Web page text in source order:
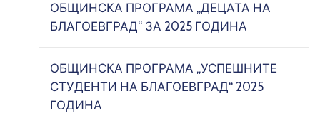
ОБЩИНСКА ПРОГРАМА „ДЕЦАТА НА
БЛАГОЕВГРАД“ ЗА 2025 ГОДИНА
ОБЩИНСКА ПРОГРАМА „УСПЕШНИТЕ
СТУДЕНТИ НА БЛАГОЕВГРАД“ 2025
ГОДИНА